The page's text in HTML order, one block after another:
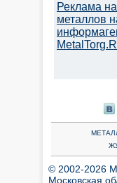
Реклама
металлов
© 2002-2026
Московская